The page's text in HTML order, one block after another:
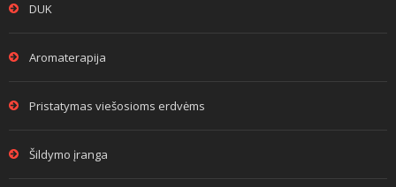
DUK
Aromaterapija
Pristatymas viešosioms erdvėms
Šildymo įranga